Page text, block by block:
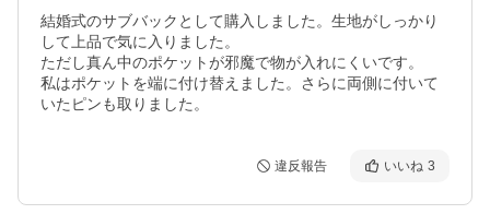
結婚式のサブバックとして購入しました。生地がしっかり
して上品で気に入りました。
ただし真ん中のポケットが邪魔で物が入れにくいです。
私はポケットを端に付け替えました。さらに両側に付いて
いたピンも取りました。
違反報告 いいね 3